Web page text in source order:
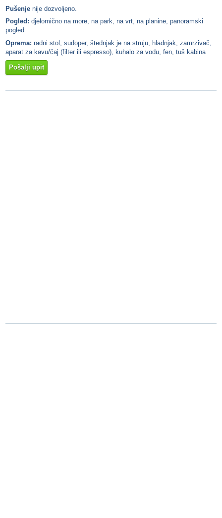
Pušenje nije dozvoljeno.
Pogled: djelomično na more, na park, na vrt, na planine, panoramski
pogled
Oprema: radni stol, sudoper, štednjak je na struju, hladnjak, zamrzivač,
aparat za kavu/čaj (filter ili espresso), kuhalo za vodu, fen, tuš kabina
Pošalji upit